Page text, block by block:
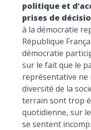
politique et
prises de
à la démocratie
République
démocratie
sur le fait que le
représentative ne
diversité de la
terrain sont trop
quotidienne, sur
se sentent